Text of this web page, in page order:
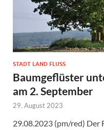
STADT LAND FLUSS
Baumgeflüster
am 2. September
29. August 2023
29.08.2023 (pm/red)